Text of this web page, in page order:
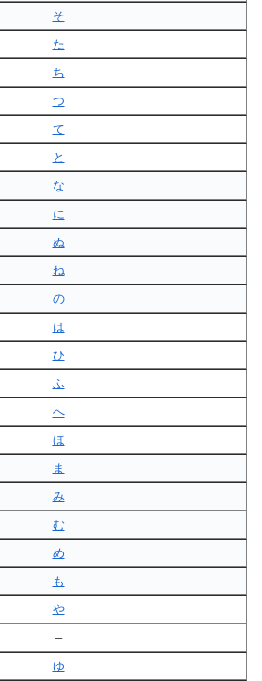
そ
た
ち
つ
て
と
な
に
ぬ
ね
の
は
ひ
ふ
へ
ほ
ま
み
む
め
も
や
–
ゆ